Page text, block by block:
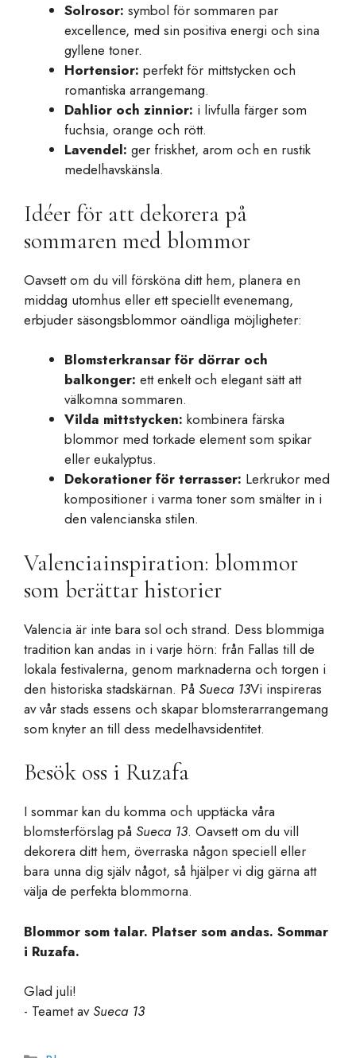
Solrosor: symbol för sommaren par
excellence, med sin positiva energi och sina
gyllene toner.
Hortensior: perfekt för mittstycken och
romantiska arrangemang.
Dahlior och zinnior: i livfulla färger som
fuchsia, orange och rött.
Lavendel: ger friskhet, arom och en rustik
medelhavskänsla.
Idéer för att dekorera på
sommaren med blommor
Oavsett om du vill försköna ditt hem, planera en
middag utomhus eller ett speciellt evenemang,
erbjuder säsongsblommor oändliga möjligheter:
Blomsterkransar för dörrar och
balkonger: ett enkelt och elegant sätt att
välkomna sommaren.
Vilda mittstycken: kombinera färska
blommor med torkade element som spikar
eller eukalyptus.
Dekorationer för terrasser: Lerkrukor med
kompositioner i varma toner som smälter in i
den valencianska stilen.
Valenciainspiration: blommor
som berättar historier
Valencia är inte bara sol och strand. Dess blommiga
tradition kan andas in i varje hörn: från Fallas till de
lokala festivalerna, genom marknaderna och torgen i
den historiska stadskärnan. På Sueca 13Vi inspireras
av vår stads essens och skapar blomsterarrangemang
som knyter an till dess medelhavsidentitet.
Besök oss i Ruzafa
I sommar kan du komma och upptäcka våra
blomsterförslag på Sueca 13. Oavsett om du vill
dekorera ditt hem, överraska någon speciell eller
bara unna dig själv något, så hjälper vi dig gärna att
välja de perfekta blommorna.
Blommor som talar. Platser som andas. Sommar
i Ruzafa.
Glad juli!
- Teamet avSueca 13